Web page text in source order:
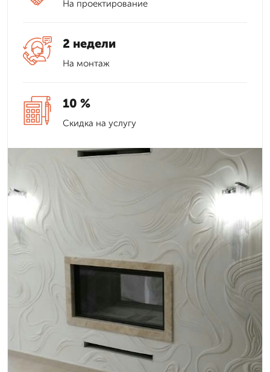
На проектирование
2 недели
На монтаж
10 %
Скидка на услугу